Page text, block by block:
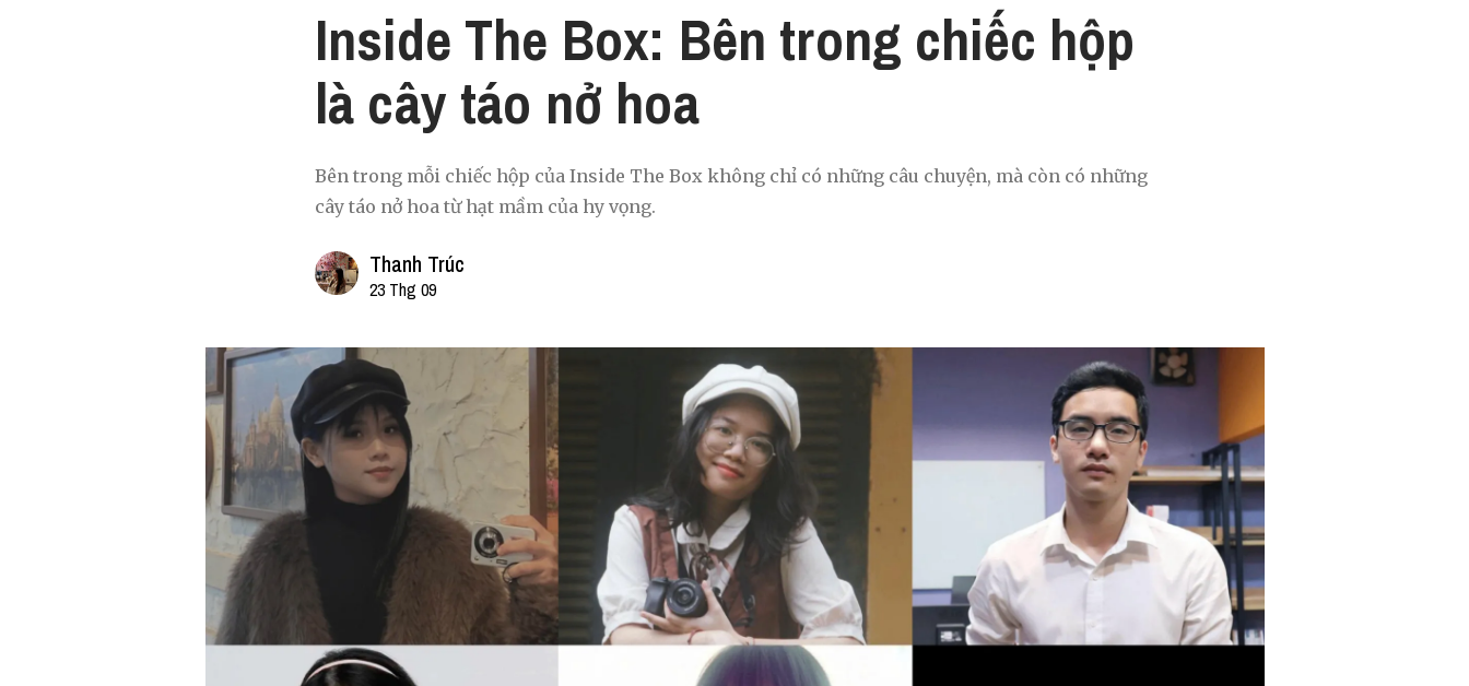
Inside The Box: Bên trong chiếc hộp
là cây táo nở hoa
Bên trong mỗi chiếc hộp của Inside The Box không chỉ có những câu chuyện, mà còn có những
cây táo nở hoa từ hạt mầm của hy vọng.
Thanh Trúc
23 Thg 09